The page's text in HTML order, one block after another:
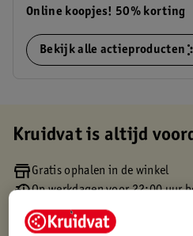
Online koopjes! 50% korting
Bekijk alle actieproducten
Kruidvat is altijd
Gratis ophalen in de winkel
Op werkdagen voor 22:00 uur
Gratis thuisbezorgd vanaf 50.00
Gratis retourneren binnen 30